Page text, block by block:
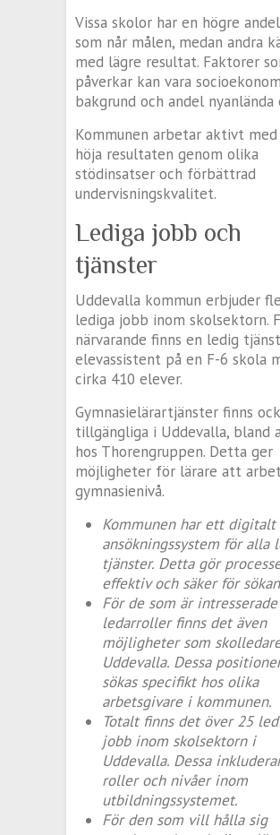
Vissa skolor har en högre
som når målen, medan andra
med lägre resultat. Faktorer
påverkar kan vara
bakgrund och andel nyanlända
Kommunen arbetar aktivt
höja resultaten genom olika
stödinsatser och förbättrad
undervisningskvalitet.
Lediga jobb och
tjänster
Uddevalla kommun erbjuder
lediga jobb inom skolsektorn.
närvarande finns en ledig
elevassistent på en F-6 skola
cirka 410 elever.
Gymnasielärartjänster finns
tillgängliga i Uddevalla, bland
hos Thorengruppen. Detta ger
möjligheter för lärare att
gymnasienivå.
Kommunen har ett digitalt
ansökningssystem för alla
tjänster. Detta gör
effektiv och säker för
För de som är intresserade
ledarroller finns det även
möjligheter som
Uddevalla. Dessa
sökas specifikt hos olika
arbetsgivare i kommunen.
Totalt finns det över 25
jobb inom skolsektorn i
Uddevalla. Dessa
roller och nivåer inom
utbildningssystemet.
För den som vill hålla sig